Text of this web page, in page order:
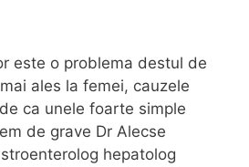
este o problema destul de
ales la femei, cauzele
ca unele foarte simple
de grave Dr Alecse
hepatolog